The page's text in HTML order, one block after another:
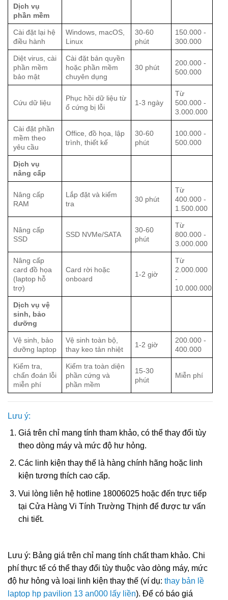
Dịch vụ
phần mềm
Cài đặt lại hệ
điều hành
Windows, macOS,
Linux
30-60
phút
150.000 -
300.000
Diệt virus, cài
phần mềm
bảo mật
Cài đặt bản quyền
hoặc phần mềm
chuyên dụng
30 phút
200.000 -
500.000
Cứu dữ liệu
Phục hồi dữ liệu từ
ổ cứng bị lỗi
1-3 ngày
Từ
500.000 -
3.000.000
Cài đặt phần
mềm theo
yêu cầu
Office, đồ họa, lập
trình, thiết kế
30-60
phút
100.000 -
500.000
Dịch vụ
nâng cấp
Nâng cấp
RAM
Lắp đặt và kiểm
tra
30 phút
Từ
400.000 -
1.500.000
Nâng cấp
SSD
SSD NVMe/SATA
30-60
phút
Từ
800.000 -
3.000.000
Nâng cấp
card đồ họa
(laptop hỗ
trợ)
Card rời hoặc
onboard
1-2 giờ
Từ
2.000.000
-
10.000.000
Dịch vụ vệ
sinh, bảo
dưỡng
Vệ sinh, bảo
dưỡng laptop
Vệ sinh toàn bộ,
thay keo tản nhiệt
1-2 giờ
200.000 -
400.000
Kiểm tra,
chẩn đoán lỗi
miễn phí
Kiểm tra toàn diện
phần cứng và
phần mềm
15-30
phút
Miễn phí
Lưu ý:
Giá trên chỉ mang tính tham khảo, có thể thay đổi tùy
theo dòng máy và mức độ hư hỏng.
Các linh kiện thay thế là hàng chính hãng hoặc linh
kiện tương thích cao cấp.
Vui lòng liên hệ hotline 18006025 hoặc đến trực tiếp
tại Cửa Hàng Vi Tính Trường Thịnh để được tư vấn
chi tiết.
Lưu ý: Bảng giá trên chỉ mang tính chất tham khảo. Chi
phí thực tế có thể thay đổi tùy thuộc vào dòng máy, mức
độ hư hỏng và loại linh kiện thay thế (ví dụ: thay bản lề
laptop hp pavilion 13 an000 lấy liền). Để có báo giá